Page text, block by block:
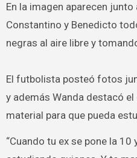
En la imagen aparecen
Constantino y Benedicto
negras al aire libre y
El futbolista posteó fotos
y además Wanda destacó
material para que pueda
“Cuando tu ex se pone la